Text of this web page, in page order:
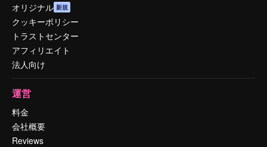
オリジナル 新規
クッキーポリシー
トラストセンター
アフィリエイト
法人向け
運営
料金
会社概要
Reviews